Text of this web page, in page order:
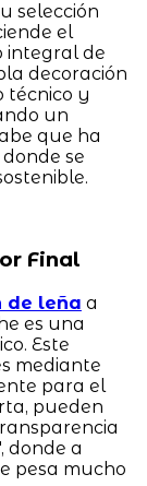
selección
el
integral de
decoración
técnico y
un
que ha
se
Final
de leña a
es una
Este
mediante
para el
pueden
donde a
pesa mucho